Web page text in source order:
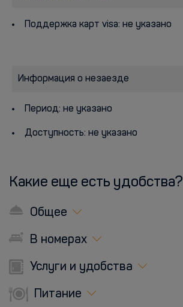
Поддержка карт visa: не указано
Информация о незаезде
Период: не указано
Доступность: не указано
Какие еще есть удобства?
Общее
В номерах
Услуги и удобства
Питание